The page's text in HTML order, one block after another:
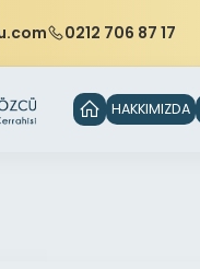
0212 706 87 17
HAKKIMIZDA